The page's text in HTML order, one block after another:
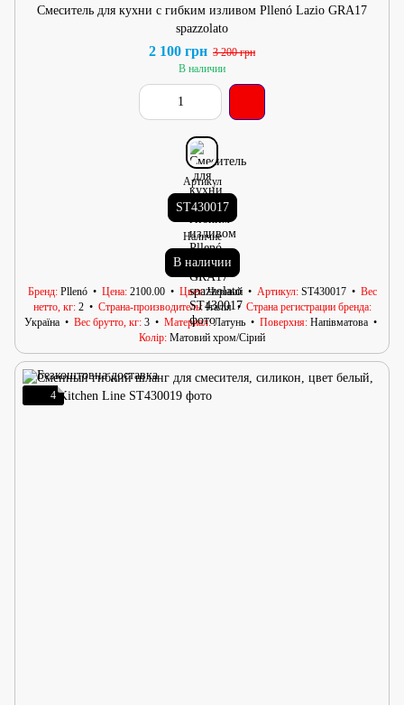
Смеситель для кухни с гибким изливом Pllenó Lazio GRA17
spazzolato
2 100 грн 3 200 грн
В наличии
Артикул
ST430017
Наличие
В наличии
Бренд Pllenó Цена 2100.00 Цвет Черный Артикул ST430017
Вес
нетто, кг 2 Страна-производитель Італія
Страна регистрации бренда
Україна
Вес брутто, кг 3 Материал Латунь Поверхня Напівматова
Колір Матовий хром/Сірий
4